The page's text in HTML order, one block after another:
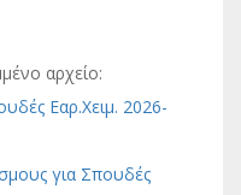
αρχείο:
Εαρ.Χειμ. 2026-
για Σπουδές